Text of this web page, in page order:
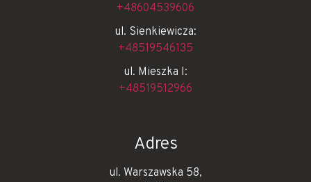
+48604539606
ul. Sienkiewicza:
+48519546135
ul. Mieszka I:
+48519512966
Adres
ul. Warszawska 58,